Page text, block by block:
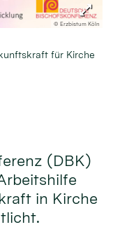
© Erzbistum Köln
für Kirche
(DBK)
in Kirche